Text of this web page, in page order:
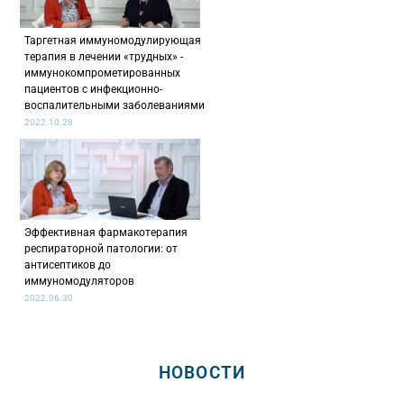
Таргетная иммуномодулирующая
терапия в лечении «трудных» -
иммунокомпрометированных
пациентов с инфекционно-
воспалительными заболеваниями
2022.10.28
Эффективная фармакотерапия
респираторной патологии: от
антисептиков до
иммуномодуляторов
2022.06.30
НОВОСТИ